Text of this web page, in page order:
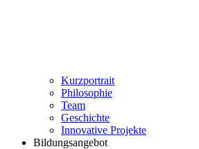
Kurzportrait
Philosophie
Team
Geschichte
Innovative Projekte
Bildungsangebot